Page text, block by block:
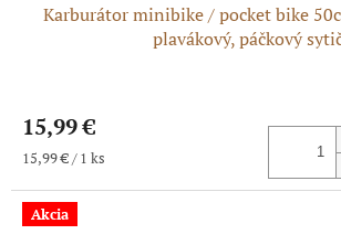
Karburátor minibike / pocket bike
plavákový, páčkový
produktu
je
5,0
z
hviezdičiek.
15,99 €
Jednotková
15,99 € / 1 ks
Akcia